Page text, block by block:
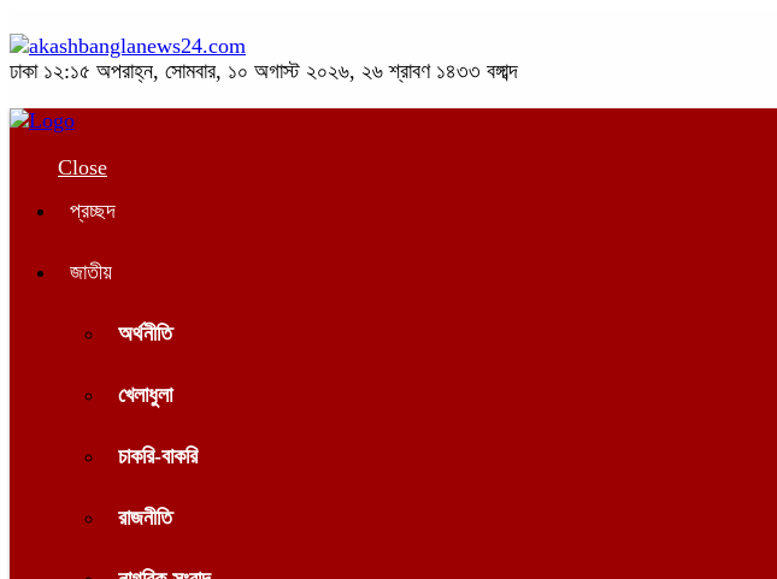
ঢাকা ১২:১৫ অপরাহ্ন, সোমবার, ১০ অগাস্ট ২০২৬, ২৬ শ্রাবণ ১৪৩৩ বঙ্গাব্দ
Close
প্রচ্ছদ
জাতীয়
অর্থনীতি
খেলাধুলা
চাকরি-বাকরি
রাজনীতি